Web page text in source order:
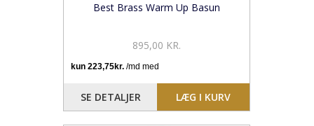
Best Brass Warm Up Basun
895,00 KR.
SE DETALJER LÆG I KURV